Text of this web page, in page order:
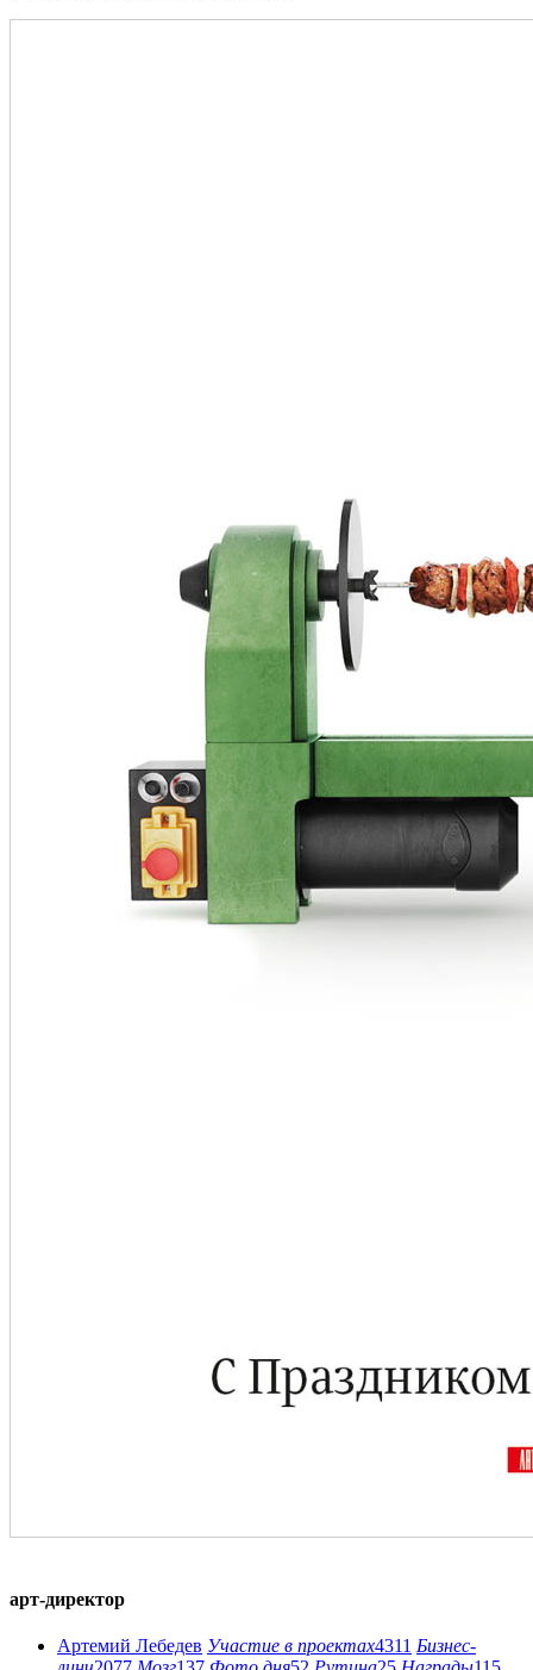
арт-директор
Артемий Лебедев Участие в проектах4311 Бизнес-